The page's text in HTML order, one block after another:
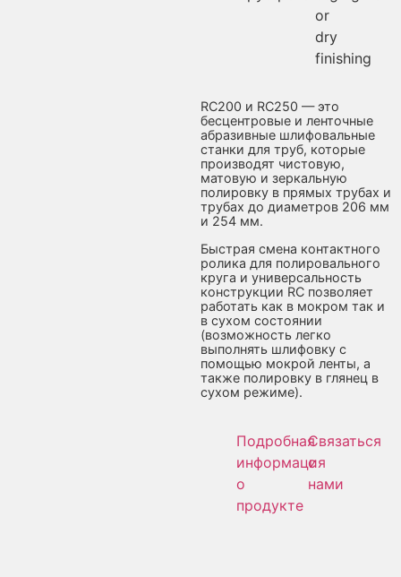
or
dry
finishing
RC200 и RC250 — это
бесцентровые и ленточные
абразивные шлифовальные
станки для труб, которые
производят чистовую,
матовую и зеркальную
полировку в прямых трубах и
трубах до диаметров 206 мм
и 254 мм.
Быстрая смена контактного
ролика для полировального
круга и универсальность
конструкции RC позволяет
работать как в мокром так и
в сухом состоянии
(возможность легко
выполнять шлифовку с
помощью мокрой ленты, а
также полировку в глянец в
сухом режиме).
Подробная
информация
о
продукте
Связаться
с
нами